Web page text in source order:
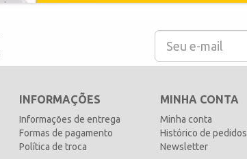
INFORMAÇÕES
Informações de entrega
Formas de pagamento
Política de troca
MINHA CONTA
Minha conta
Histórico de pedidos
Newsletter